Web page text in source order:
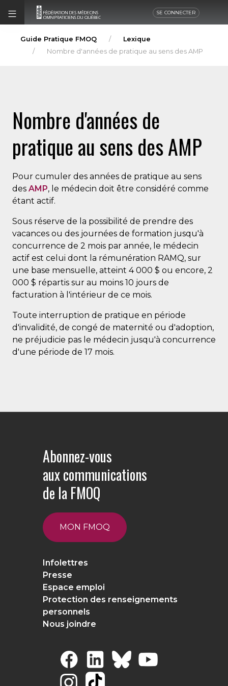
SE CONNECTER
Guide Pratique FMOQ
Lexique
Nombre d'années de pratique au sens des AMP
Nombre d'années de
pratique au sens des AMP
Pour cumuler des années de pratique au sens
des AMP, le médecin doit être considéré comme
étant actif.
Sous réserve de la possibilité de prendre des
vacances ou des journées de formation jusqu'à
concurrence de 2 mois par année, le médecin
actif est celui dont la rémunération RAMQ, sur
une base mensuelle, atteint 4 000 $ ou encore, 2
000 $ répartis sur au moins 10 jours de
facturation à l'intérieur de ce mois.
Toute interruption de pratique en période
d'invalidité, de congé de maternité ou d'adoption,
ne préjudicie pas le médecin jusqu'à concurrence
d'une période de 17 mois.
Abonnez-vous
aux communications
de la FMOQ
MON FMOQ
Infolettres
Presse
Espace emploi
Protection des renseignements
personnels
Nous joindre